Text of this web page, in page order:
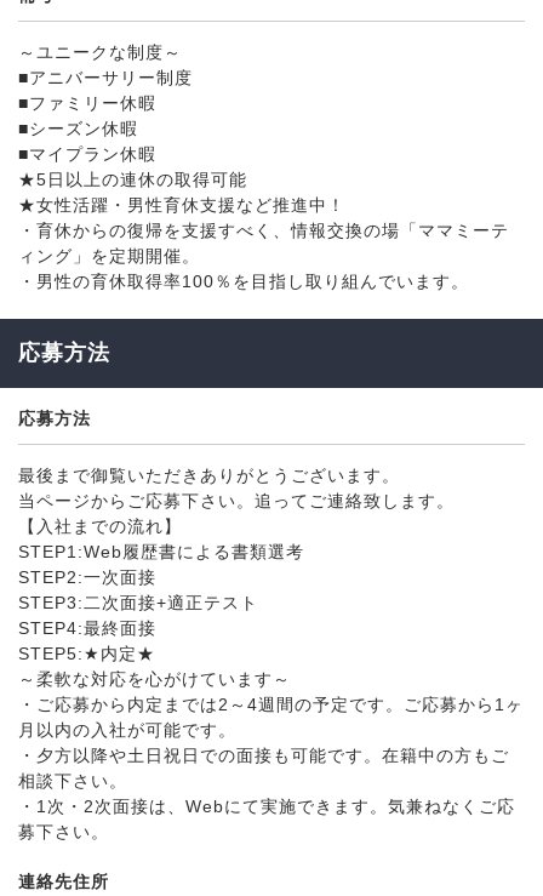
～ユニークな制度～
■アニバーサリー制度
■ファミリー休暇
■シーズン休暇
■マイプラン休暇
★5日以上の連休の取得可能
★女性活躍・男性育休支援など推進中！
・育休からの復帰を支援すべく、情報交換の場「ママミーテ
ィング」を定期開催。
・男性の育休取得率100％を目指し取り組んでいます。
応募方法
応募方法
最後まで御覧いただきありがとうございます。
当ページからご応募下さい。追ってご連絡致します。
【入社までの流れ】
STEP1:Web履歴書による書類選考
STEP2:一次面接
STEP3:二次面接+適正テスト
STEP4:最終面接
STEP5:★内定★
～柔軟な対応を心がけています～
・ご応募から内定までは2～4週間の予定です。ご応募から1ヶ
月以内の入社が可能です。
・夕方以降や土日祝日での面接も可能です。在籍中の方もご
相談下さい。
・1次・2次面接は、Webにて実施できます。気兼ねなくご応
募下さい。
連絡先住所